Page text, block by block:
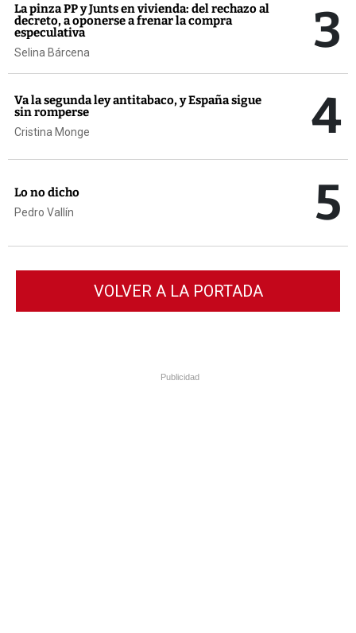
La pinza PP y Junts en vivienda: del rechazo al
decreto, a oponerse a frenar la compra
especulativa
Selina Bárcena 3
Va la segunda ley antitabaco, y España sigue
sin romperse
Cristina Monge 4
Lo no dicho
Pedro Vallín 5
VOLVER A LA PORTADA
Publicidad